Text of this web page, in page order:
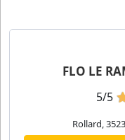
FLO LE
5/5
Rollard,